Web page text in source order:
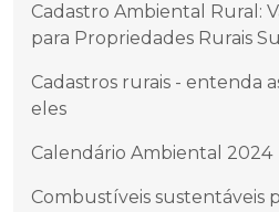
Cadastro Ambiental Rural:
para Propriedades Rurais
Cadastros rurais - entenda
eles
Calendário Ambiental 2024
Combustíveis sustentáveis